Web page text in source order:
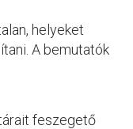
helyeket
A bemutatók
feszegető